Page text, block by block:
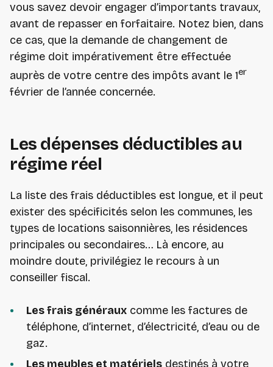
vous savez devoir engager d’importants travaux,
avant de repasser en forfaitaire. Notez bien, dans
ce cas, que la demande de changement de
régime doit impérativement être effectuée
auprès de votre centre des impôts avant le 1er
février de l’année concernée.
Les dépenses déductibles au
régime réel
La liste des frais déductibles est longue, et il peut
exister des spécificités selon les communes, les
types de locations saisonnières, les résidences
principales ou secondaires… Là encore, au
moindre doute, privilégiez le recours à un
conseiller fiscal.
Les frais généraux comme les factures de
téléphone, d’internet, d’électricité, d’eau ou de
gaz.
Les meubles et matériels destinés à votre